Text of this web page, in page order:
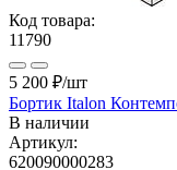
Код товара:
11790
5 200 ₽/шт
Бортик Italon
В наличии
Артикул:
620090000283